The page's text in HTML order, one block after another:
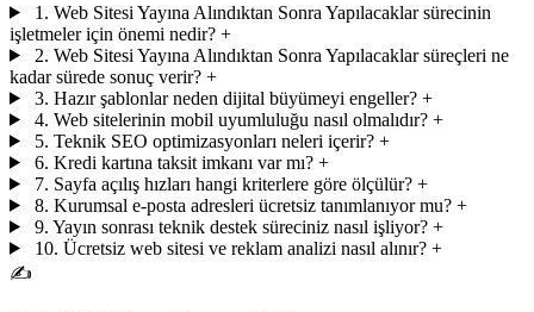
1. Web Sitesi Yayına Alındıktan Sonra Yapılacaklar sürecinin
işletmeler için önemi nedir? +
2. Web Sitesi Yayına Alındıktan Sonra Yapılacaklar süreçleri ne
kadar sürede sonuç verir? +
3. Hazır şablonlar neden dijital büyümeyi engeller? +
4. Web sitelerinin mobil uyumluluğu nasıl olmalıdır? +
5. Teknik SEO optimizasyonları neleri içerir? +
6. Kredi kartına taksit imkanı var mı? +
7. Sayfa açılış hızları hangi kriterlere göre ölçülür? +
8. Kurumsal e-posta adresleri ücretsiz tanımlanıyor mu? +
9. Yayın sonrası teknik destek süreciniz nasıl işliyor? +
10. Ücretsiz web sitesi ve reklam analizi nasıl alınır? +
✍️